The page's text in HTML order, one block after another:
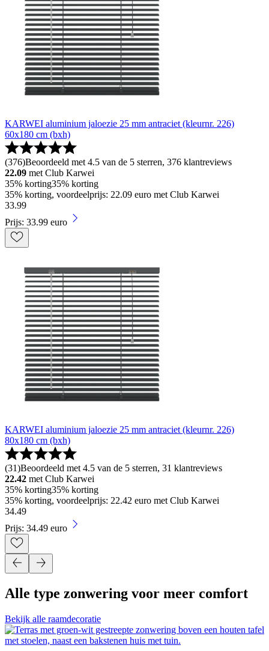
KARWEI aluminium jaloezie 25 mm antraciet (kleurnr. 226)
60x180 cm (bxh)
(376)Beoordeeld met 4.5 van de 5 sterren, 376 klantreviews
22.09 met Club Karwei
35% korting35% korting
35% korting, voordeelprijs: 22.09 euro met Club Karwei
33.99
Prijs: 33.99 euro
KARWEI aluminium jaloezie 25 mm antraciet (kleurnr. 226)
80x180 cm (bxh)
(31)Beoordeeld met 4.5 van de 5 sterren, 31 klantreviews
22.42 met Club Karwei
35% korting35% korting
35% korting, voordeelprijs: 22.42 euro met Club Karwei
34.49
Prijs: 34.49 euro
Alle type zonwering voor meer comfort
Bekijk alle raamdecoratie